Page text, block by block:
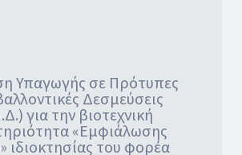
Υπαγωγής σε Πρότυπες
Δεσμεύσεις
για την βιοτεχνική
«Εμφιάλωσης
ιδιοκτησίας του φορέα